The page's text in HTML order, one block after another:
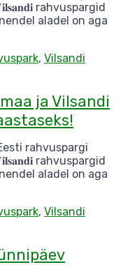
rahvuspargid
aladel on aga
, Vilsandi
ja Vilsandi
rahvuspargi
rahvuspargid
aladel on aga
, Vilsandi